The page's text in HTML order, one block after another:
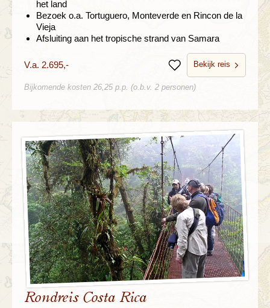
het land
Bezoek o.a. Tortuguero, Monteverde en Rincon de la
Vieja
Afsluiting aan het tropische strand van Samara
V.a. 2.695,- BewarenBekijk reis
Bijkomende kosten 26,25 p.p. (o.b.v. 2 personen)
Rondreis Costa Rica